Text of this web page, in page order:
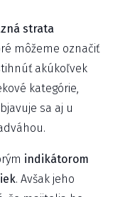
strata
môžeme označiť
akúkoľvek
kategórie,
sa aj u
indikátorom
. Avšak jeho